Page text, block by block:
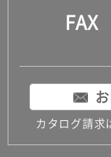
FAX
カタログ請求